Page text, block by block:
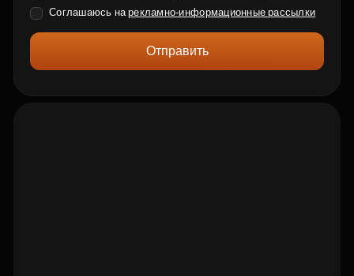
Соглашаюсь нарекламно-информационные рассылки
Отправить